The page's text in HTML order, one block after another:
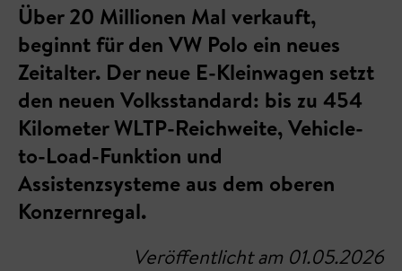
Über 20 Millionen Mal verkauft,
beginnt für den VW Polo ein neues
Zeitalter. Der neue E-Kleinwagen setzt
den neuen Volksstandard: bis zu 454
Kilometer WLTP-Reichweite, Vehicle-
to-Load-Funktion und
Assistenzsysteme aus dem oberen
Konzernregal.
Veröffentlicht am 01.05.2026